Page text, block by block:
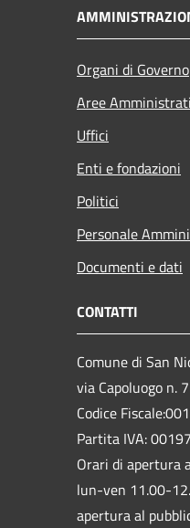
Organi di Governo
Aree
Uffici
Enti e fondazioni
Politici
Personale
Documenti e dati
CONTATTI
Comune di San
via Capoluogo n.
Codice
Partita IVA:
Orari di apertura
lun-ven 11.00-
apertura al